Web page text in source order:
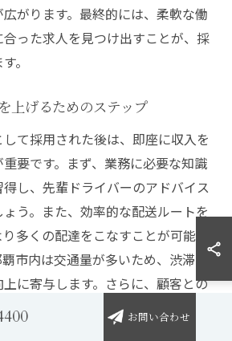
がります。最終的には、柔軟な働
った求人を見つけ出すことが、採
。
上げるためのステップ
て採用された後は、即座に収入を
重要です。まず、業務に必要な知識
し、先輩ドライバーのアドバイス
う。また、効率的な配送ルートを
多くの配達をこなすことが可能に
市内は交通量が多いため、渋滞を
に寄与します。さらに、顧客との
ピート依頼を増やすことも重要なス
シブルな働き方を実現し、業務委託
お問い合わせ